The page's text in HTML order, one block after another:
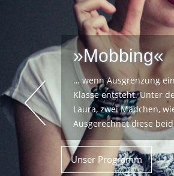
»Drogen -
…unterhaltsam und
verheerenden
Unser Programm